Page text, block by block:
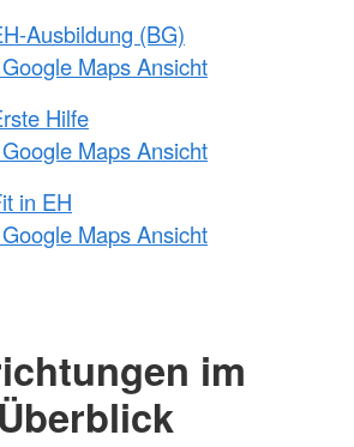
Ausbildung (BG)
Maps Ansicht
Hilfe
Maps Ansicht
in EH
Maps Ansicht
im
Überblick